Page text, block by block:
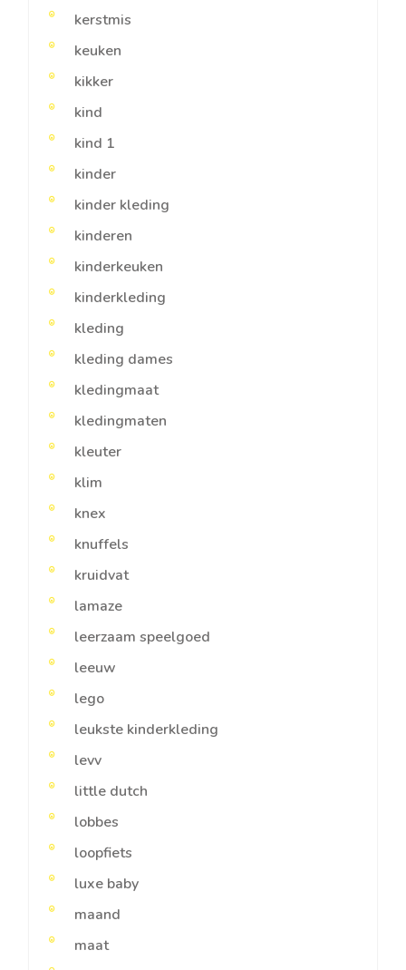
kerstmis
keuken
kikker
kind
kind 1
kinder
kinder kleding
kinderen
kinderkeuken
kinderkleding
kleding
kleding dames
kledingmaat
kledingmaten
kleuter
klim
knex
knuffels
kruidvat
lamaze
leerzaam speelgoed
leeuw
lego
leukste kinderkleding
levv
little dutch
lobbes
loopfiets
luxe baby
maand
maat